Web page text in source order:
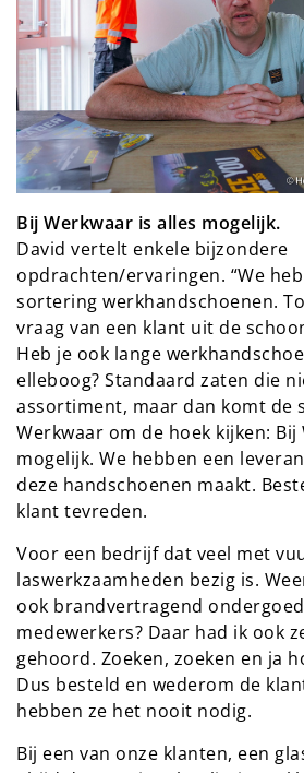
Bij Werkwaar is alles mogelijk.
David vertelt enkele bijzondere
opdrachten/ervaringen. “We
sortering werkhandschoenen.
vraag van een klant uit de
Heb je ook lange
elleboog? Standaard zaten die
assortiment, maar dan komt de
Werkwaar om de hoek kijken: Bij
mogelijk. We hebben een
deze handschoenen maakt.
klant tevreden.
Voor een bedrijf dat veel met
laswerkzaamheden bezig is.
ook brandvertragend
medewerkers? Daar had ik ook
gehoord. Zoeken, zoeken en ja
Dus besteld en wederom de
hebben ze het nooit nodig.
Bij een van onze klanten, een